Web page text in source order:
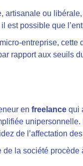
artisanale ou
est possible que
entreprise,
rapport aux seuils
en freelance qui
de l’affectation
de la société